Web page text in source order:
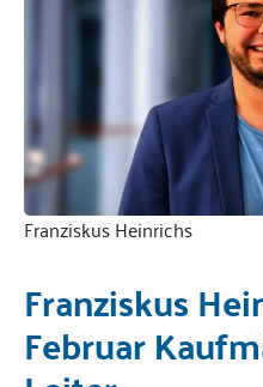
Franziskus Heinrichs
Franziskus
Februar